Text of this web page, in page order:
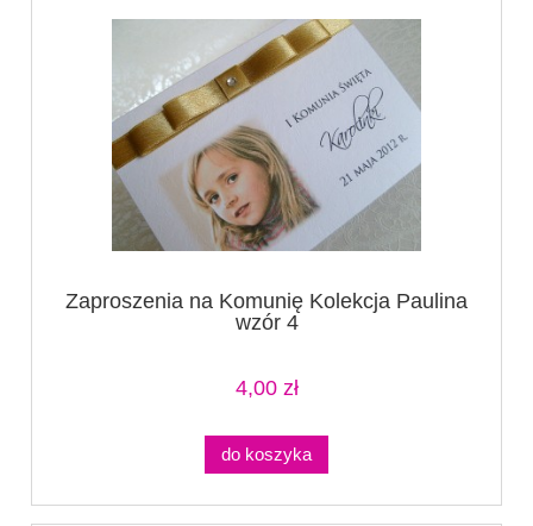
Zaproszenia na Komunię Kolekcja Paulina
wzór 4
4,00 zł
do koszyka